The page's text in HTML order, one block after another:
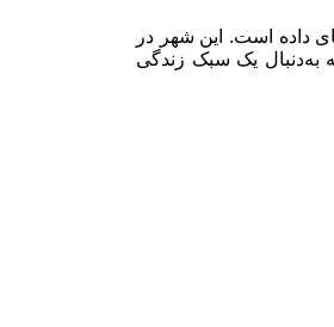
داده است. این شهر در
به‌دنبال یک سبک زندگی